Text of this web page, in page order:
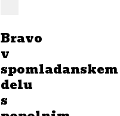
Bravo
v
spomladanskem
delu
s